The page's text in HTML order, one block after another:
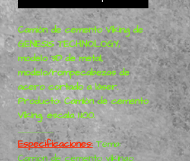
Camión de cemento Viking de
GENESIS TECHNOLOGY,
modelo 3D de metal,
modelo/rompecabezas de
acero cortado a láser.
Producto: Camión de cemento
Viking, escala 1:100.
..............................
Especificaciones:Tema:
Camión de cemento vikingo